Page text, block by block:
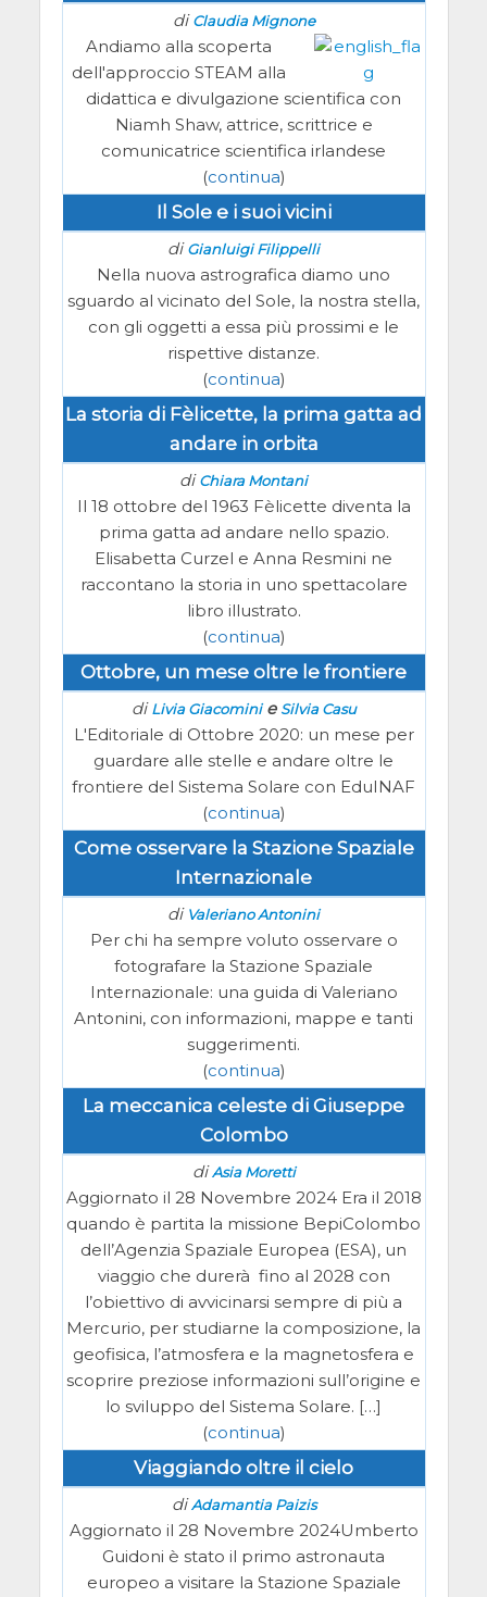
diClaudia Mignone
Andiamo alla scoperta
dell'approccio STEAM alla
didattica e divulgazione scientifica con
Niamh Shaw, attrice, scrittrice e
comunicatrice scientifica irlandese
(continua)
Il Sole e i suoi vicini
diGianluigi Filippelli
Nella nuova astrografica diamo uno
sguardo al vicinato del Sole, la nostra stella,
con gli oggetti a essa più prossimi e le
rispettive distanze.
(continua)
La storia di Fèlicette, la prima gatta ad
andare in orbita
diChiara Montani
Il 18 ottobre del 1963 Fèlicette diventa la
prima gatta ad andare nello spazio.
Elisabetta Curzel e Anna Resmini ne
raccontano la storia in uno spettacolare
libro illustrato.
(continua)
Ottobre, un mese oltre le frontiere
diLivia Giacominie Silvia Casu
L'Editoriale di Ottobre 2020: un mese per
guardare alle stelle e andare oltre le
frontiere del Sistema Solare con EduINAF
(continua)
Come osservare la Stazione Spaziale
Internazionale
di Valeriano Antonini
Per chi ha sempre voluto osservare o
fotografare la Stazione Spaziale
Internazionale: una guida di Valeriano
Antonini, con informazioni, mappe e tanti
suggerimenti.
(continua)
La meccanica celeste di Giuseppe
Colombo
diAsia Moretti
Aggiornato il 28 Novembre 2024 Era il 2018
quando è partita la missione BepiColombo
dell’Agenzia Spaziale Europea (ESA), un
viaggio che durerà fino al 2028 con
l’obiettivo di avvicinarsi sempre di più a
Mercurio, per studiarne la composizione, la
geofisica, l’atmosfera e la magnetosfera e
scoprire preziose informazioni sull’origine e
lo sviluppo del Sistema Solare. […]
(continua)
Viaggiando oltre il cielo
diAdamantia Paizis
Aggiornato il 28 Novembre 2024Umberto
Guidoni è stato il primo astronauta
europeo a visitare la Stazione Spaziale